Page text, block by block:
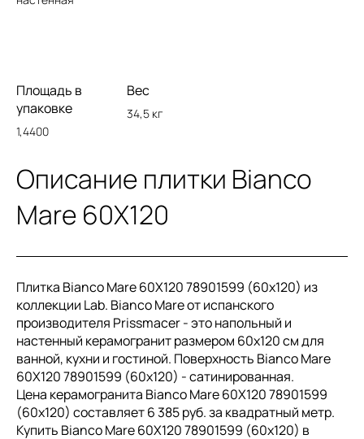
Площадь в
упаковке
1,4400
Вес
34,5 кг
Описание плитки Bianco
Mare 60X120
Плитка Bianco Mare 60X120 78901599 (60x120) из
коллекции Lab. Bianco Mare от испанского
производителя Prissmacer - это напольный и
настенный керамогранит размером 60x120 см для
ванной, кухни и гостиной. Поверхность Bianco Mare
60X120 78901599 (60x120) - сатинированная.
Цена керамогранита Bianco Mare 60X120 78901599
(60x120) составляет 6 385 руб. за квадратный метр.
Купить Bianco Mare 60X120 78901599 (60x120) в